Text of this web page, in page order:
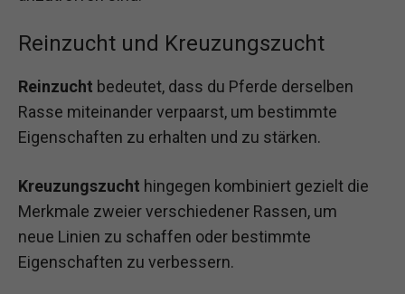
Reinzucht und Kreuzungszucht
Reinzucht bedeutet, dass du Pferde derselben
Rasse miteinander verpaarst, um bestimmte
Eigenschaften zu erhalten und zu stärken.
Kreuzungszucht hingegen kombiniert gezielt die
Merkmale zweier verschiedener Rassen, um
neue Linien zu schaffen oder bestimmte
Eigenschaften zu verbessern.